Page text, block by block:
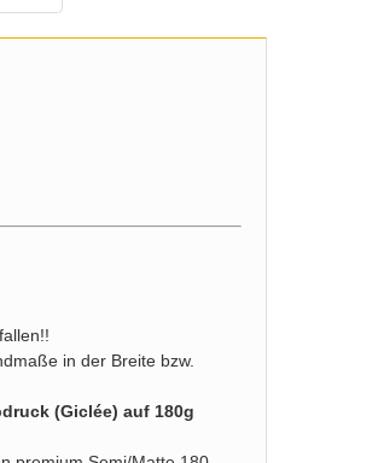
in der Breite bzw.
(Giclée) auf 180g